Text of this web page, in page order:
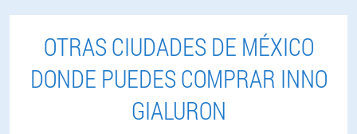
OTRAS CIUDADES DE MÉXICO
DONDE PUEDES COMPRAR INNO
GIALURON